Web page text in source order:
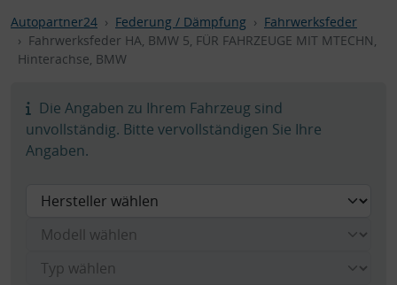
Autopartner24 Federung / Dämpfung
Fahrwerksfeder
Fahrwerksfeder HA, BMW 5, FÜR FAHRZEUGE MIT MTECHN,
Hinterachse, BMW
Die Angaben zu Ihrem Fahrzeug sind
unvollständig. Bitte vervollständigen Sie Ihre
Angaben.